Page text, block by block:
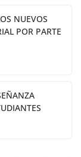
NUEVOS
POR PARTE